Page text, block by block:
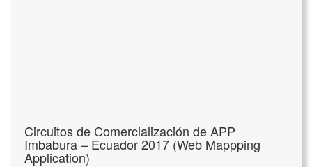
Circuitos de Comercialización de APP
Imbabura – Ecuador 2017 (Web Mappping
Application)